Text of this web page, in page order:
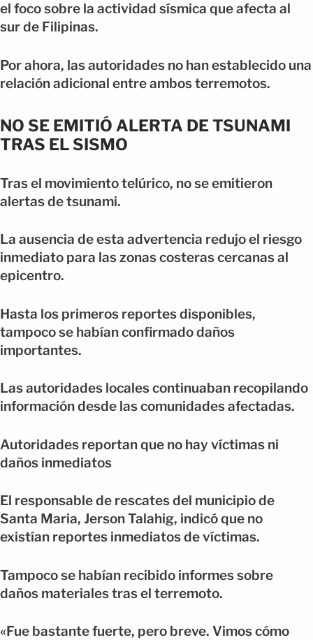
el foco sobre la actividad sísmica que afecta al
sur de Filipinas.
Por ahora, las autoridades no han establecido una
relación adicional entre ambos terremotos.
NO SE EMITIÓ ALERTA DE TSUNAMI
TRAS EL SISMO
Tras el movimiento telúrico, no se emitieron
alertas de tsunami.
La ausencia de esta advertencia redujo el riesgo
inmediato para las zonas costeras cercanas al
epicentro.
Hasta los primeros reportes disponibles,
tampoco se habían confirmado daños
importantes.
Las autoridades locales continuaban recopilando
información desde las comunidades afectadas.
Autoridades reportan que no hay víctimas ni
daños inmediatos
El responsable de rescates del municipio de
Santa Maria, Jerson Talahig, indicó que no
existían reportes inmediatos de víctimas.
Tampoco se habían recibido informes sobre
daños materiales tras el terremoto.
«Fue bastante fuerte, pero breve. Vimos cómo